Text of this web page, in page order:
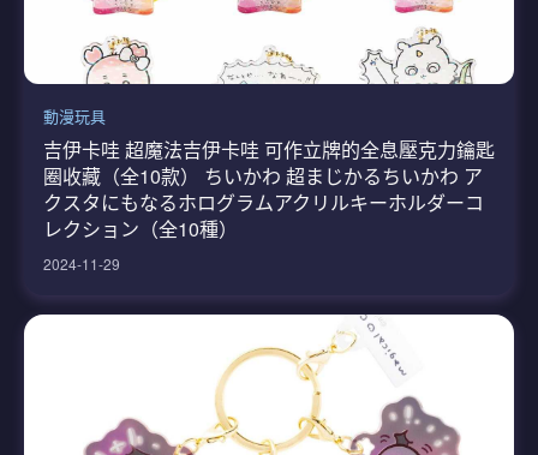
動漫玩具
吉伊卡哇 超魔法吉伊卡哇 可作立牌的全息壓克力鑰匙
圈收藏（全10款） ちいかわ 超まじかるちいかわ ア
クスタにもなるホログラムアクリルキーホルダーコ
レクション（全10種）
2024-11-29